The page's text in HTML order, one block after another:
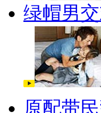
绿帽男
原配带